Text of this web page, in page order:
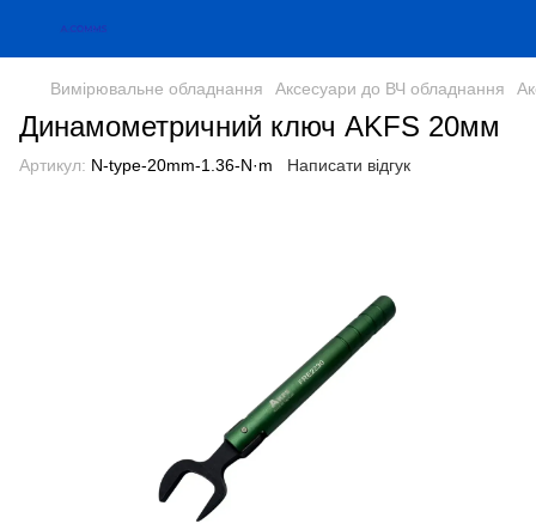
Вимірювальне обладнання Аксесуари до ВЧ обладнання
Динамометричний ключ AKFS 20мм
Артикул: N-type-20mm-1.36-N·m Написати відгук